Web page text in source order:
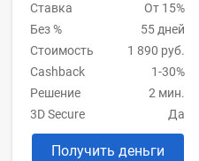
Ставка
От 15%
Без %
55 дней
Стоимость
1 890 руб.
Cashback
1-30%
Решение
2 мин.
3D Secure
Да
Получить деньги